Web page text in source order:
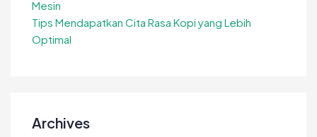
Mesin
Tips Mendapatkan Cita Rasa Kopi yang Lebih
Optimal
Archives